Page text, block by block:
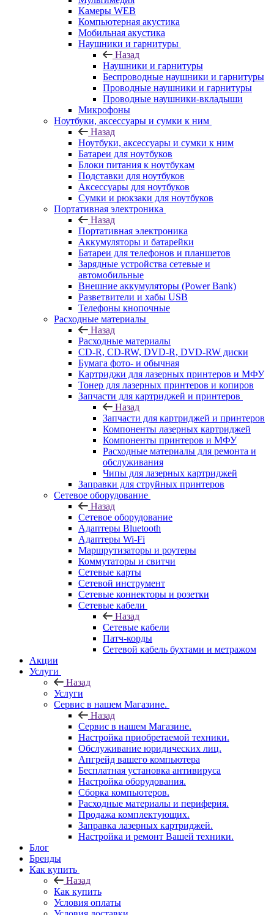
Камеры WEB
Компьютерная акустика
Мобильная акустика
Наушники и гарнитуры
Назад
Наушники и гарнитуры
Беспроводные наушники и гарнитуры
Проводные наушники и гарнитуры
Проводные наушники-вкладыши
Микрофоны
Ноутбуки, аксессуары и сумки к ним
Назад
Ноутбуки, аксессуары и сумки к ним
Батареи для ноутбуков
Блоки питания к ноутбукам
Подставки для ноутбуков
Аксессуары для ноутбуков
Сумки и рюкзаки для ноутбуков
Портативная электроника
Назад
Портативная электроника
Аккумуляторы и батарейки
Батареи для телефонов и планшетов
Зарядные устройства сетевые и
автомобильные
Внешние аккумуляторы (Power Bank)
Разветвители и хабы USB
Телефоны кнопочные
Расходные материалы
Назад
Расходные материалы
CD-R, CD-RW, DVD-R, DVD-RW диски
Бумага фото- и обычная
Картриджи для лазерных принтеров и МФУ
Тонер для лазерных принтеров и копиров
Запчасти для картриджей и принтеров
Назад
Запчасти для картриджей и принтеров
Компоненты лазерных картриджей
Компоненты принтеров и МФУ
Расходные материалы для ремонта и
обслуживания
Чипы для лазерных картриджей
Заправки для струйных принтеров
Сетевое оборудование
Назад
Сетевое оборудование
Адаптеры Bluetooth
Адаптеры Wi-Fi
Маршрутизаторы и роутеры
Коммутаторы и свитчи
Сетевые карты
Сетевой инструмент
Сетевые коннекторы и розетки
Сетевые кабели
Назад
Сетевые кабели
Патч-корды
Сетевой кабель бухтами и метражом
Акции
Услуги
Назад
Услуги
Сервис в нашем Магазине.
Назад
Сервис в нашем Магазине.
Настройка приобретаемой техники.
Обслуживание юридических лиц.
Апгрейд вашего компьютера
Бесплатная установка антивируса
Настройка оборудования.
Сборка компьютеров.
Расходные материалы и периферия.
Продажа комплектующих.
Заправка лазерных картриджей.
Настройка и ремонт Вашей техники.
Блог
Бренды
Как купить
Назад
Как купить
Условия оплаты